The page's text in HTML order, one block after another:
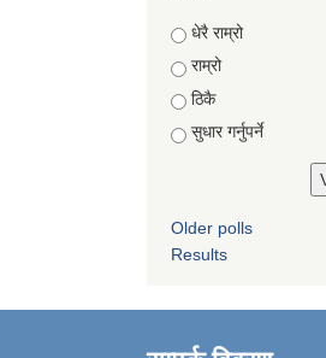
Choices
धेरै राम्रो
राम्रो
ठिकै
सुधार गर्नुपर्ने
Older polls
Results